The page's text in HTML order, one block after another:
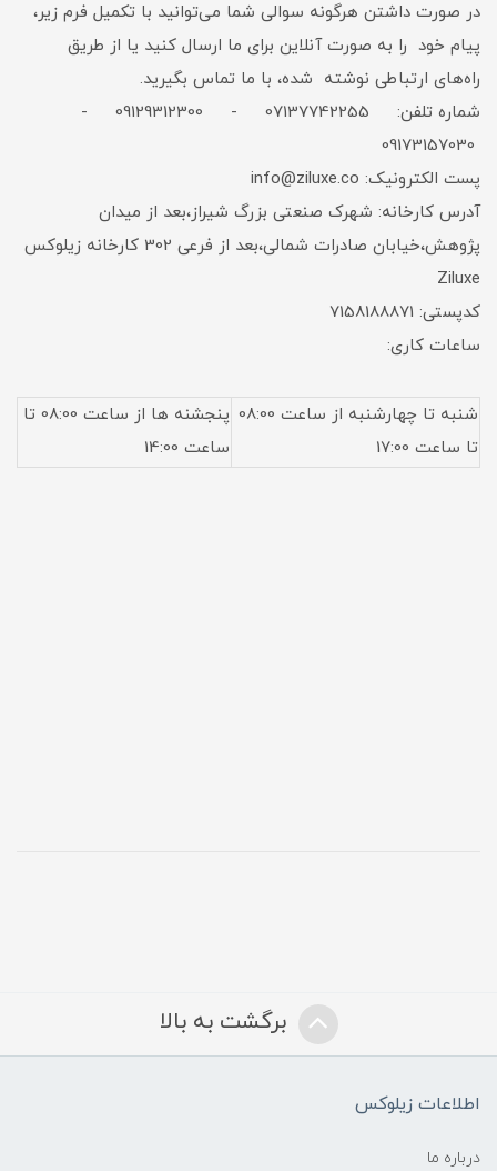
در صورت داشتن هرگونه سوالی شما می‌توانید با تکمیل فرم زیر،
پیام خود را به صورت آنلاین برای ما ارسال کنید یا از طریق
راه‌های ارتباطی نوشته شده، با ما تماس بگیرید.
شماره تلفن: 07137742255 - 09129312300 -
پست الکترونیک: info@ziluxe.co
آدرس کارخانه: شهرک صنعتی بزرگ شیراز،بعد از میدان
پژوهش،خیابان صادرات شمالی،بعد از فرعی 302 کارخانه زیلوکس
Ziluxe
کدپستی: 7158188871
ساعات کاری:
شنبه تا چهارشنبه از ساعت 08:00
تا ساعت 17:00
پنجشنه ها از ساعت 08:00 تا
ساعت 14:00
برگشت به بالا
اطلاعات زیلوکس
درباره ما